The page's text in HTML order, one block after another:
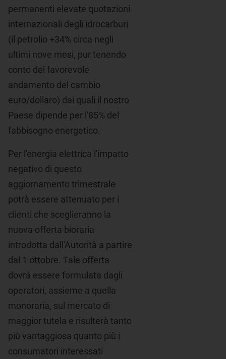
permanenti elevate quotazioni
internazionali degli idrocarburi
(il petrolio +34% circa negli
ultimi nove mesi, pur tenendo
conto del favorevole
andamento del cambio
euro/dollaro) dai quali il nostro
Paese dipende per l'85% del
fabbisogno energetico.
Per l'energia elettrica l'impatto
negativo di questo
aggiornamento trimestrale
potrà essere attenuato per i
clienti che sceglieranno la
nuova offerta bioraria
introdotta dall'Autorità a partire
dal 1 ottobre. Tale offerta
dovrà essere formulata dagli
operatori, assieme a quella
monoraria, sul mercato di
maggior tutela e risulterà tanto
più vantaggiosa quanto più i
consumatori interessati